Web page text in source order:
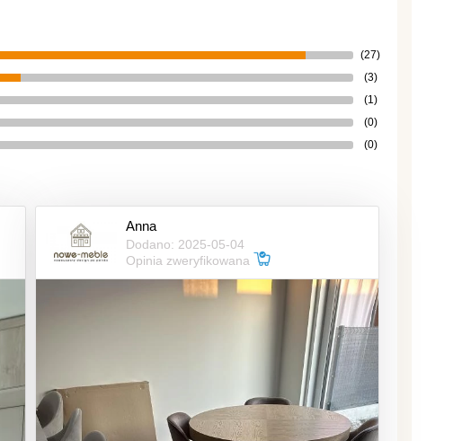
(27)
(3)
(1)
(0)
(0)
Anna
Dodano: 2025-05-04
Opinia zweryfikowana